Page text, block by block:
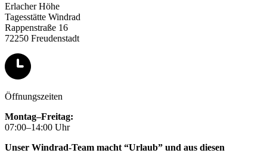
Erlacher Höhe
Tagesstätte Windrad
Rappenstraße 16
72250 Freudenstadt
Öffnungszeiten
Montag–Freitag:
07:00–14:00 Uhr
Unser Windrad-Team macht “Urlaub” und aus diesen